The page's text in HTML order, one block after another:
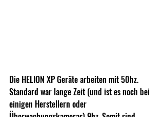
Die HELION XP Geräte arbeiten mit 50hz.
Standard war lange Zeit (und ist es noch bei
einigen Herstellern oder
Überwachungskameras) 9hz. Somit sind